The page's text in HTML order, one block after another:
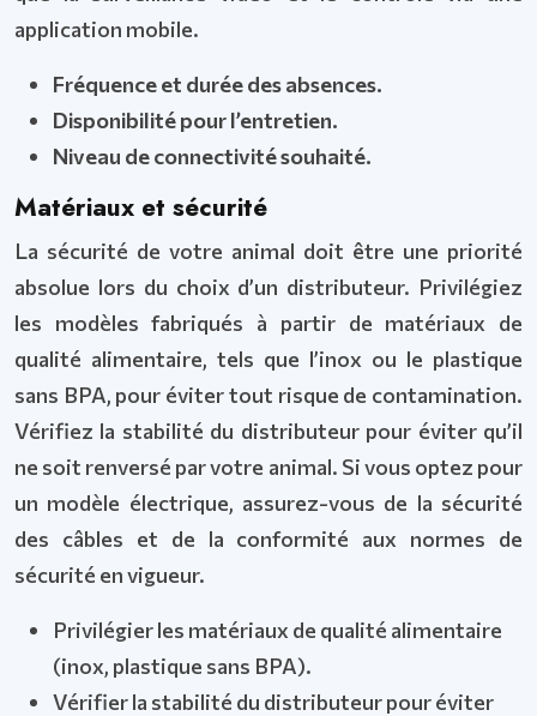
application mobile.
Fréquence et durée des absences.
Disponibilité pour l’entretien.
Niveau de connectivité souhaité.
Matériaux et sécurité
La sécurité de votre animal doit être une priorité
absolue lors du choix d’un distributeur. Privilégiez
les modèles fabriqués à partir de matériaux de
qualité alimentaire, tels que l’inox ou le plastique
sans BPA, pour éviter tout risque de contamination.
Vérifiez la stabilité du distributeur pour éviter qu’il
ne soit renversé par votre animal. Si vous optez pour
un modèle électrique, assurez-vous de la sécurité
des câbles et de la conformité aux normes de
sécurité en vigueur.
Privilégier les matériaux de qualité alimentaire
(inox, plastique sans BPA).
Vérifier la stabilité du distributeur pour éviter